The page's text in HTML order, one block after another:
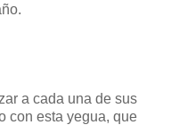
a cada una de sus
con esta yegua, que